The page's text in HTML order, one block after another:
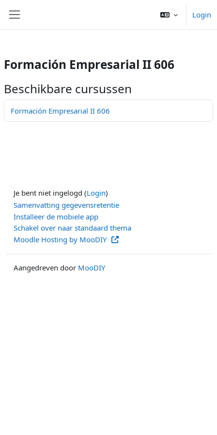
Ga naar hoofdinhoud
Login
Formación Empresarial II 606
Beschikbare cursussen
Formación Empresarial II 606
Je bent niet ingelogd (Login)
Samenvatting gegevensretentie
Installeer de mobiele app
Schakel over naar standaard thema
Moodle Hosting by MooDIY
Aangedreven door MooDIY